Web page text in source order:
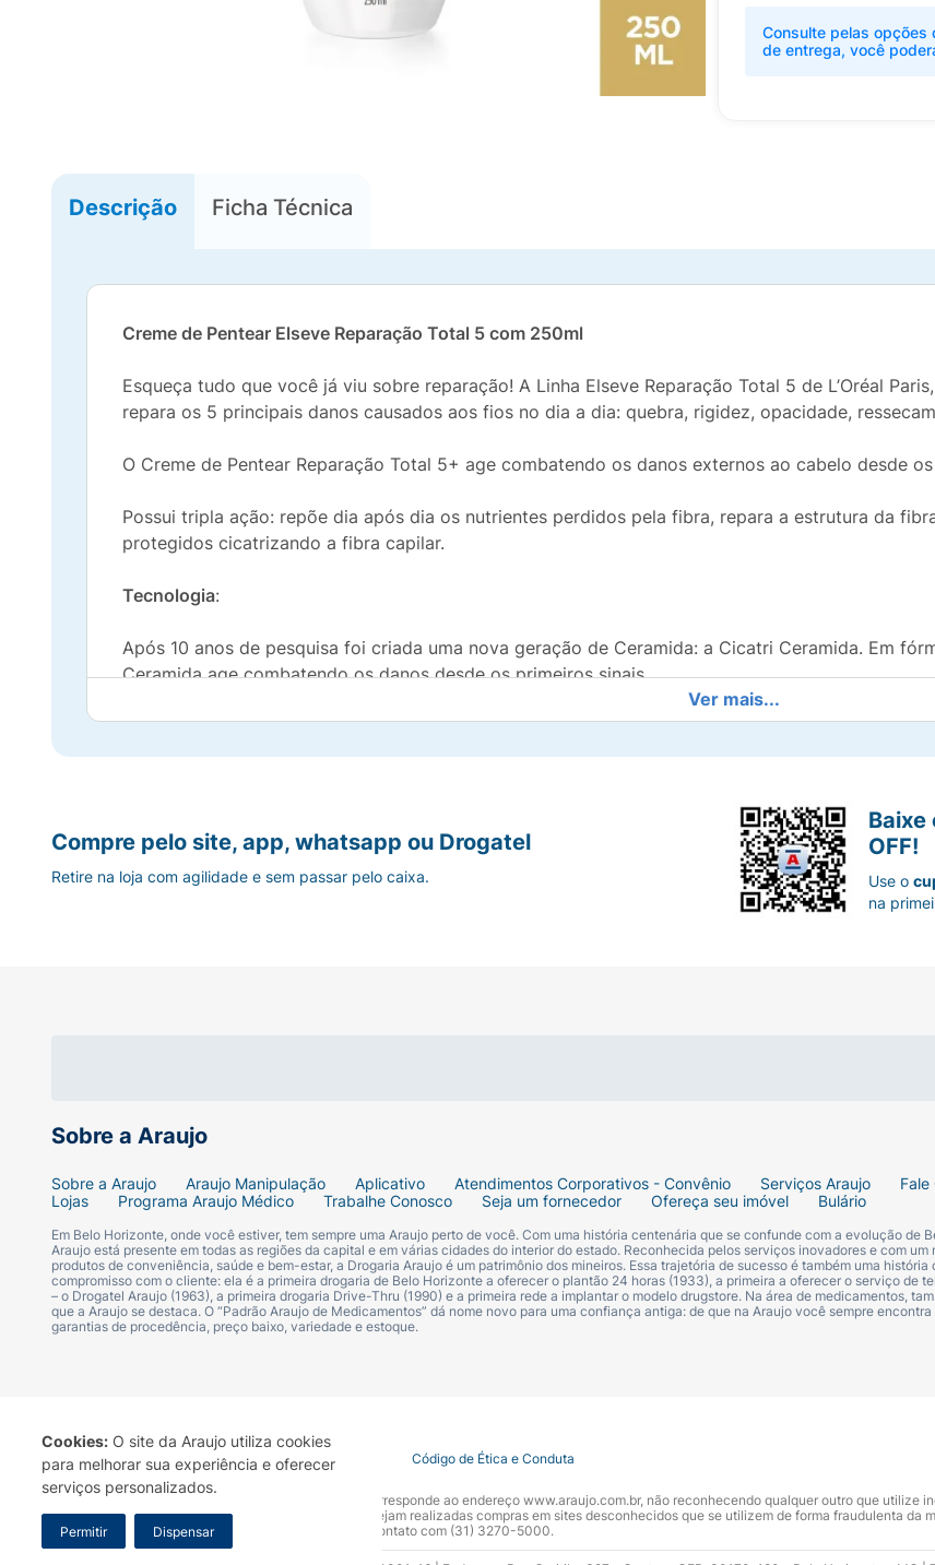
Cookies: O site da Araujo utiliza cookies
para melhorar sua experiência e oferecer
serviços personalizados.
Permitir Dispensar
Consulte pelas opções
de entrega, você
Descrição Ficha Técnica
Creme de Pentear Elseve Reparação Total 5 com 250ml
Esqueça tudo que você já viu sobre reparação! A Linha Elseve Reparação Total 5 de L’Oréal
repara os 5 principais danos causados aos fios no dia a dia: quebra, rigidez, opacidade,
O Creme de Pentear Reparação Total 5+ age combatendo os danos externos ao cabelo desde
Possui tripla ação: repõe dia após dia os nutrientes perdidos pela fibra, repara a estrutura da
protegidos cicatrizando a fibra capilar.
Tecnologia:
Após 10 anos de pesquisa foi criada uma nova geração de Ceramida: a Cicatri Ceramida. Em
Ceramida age combatendo os danos desde os primeiros sinais.
Resultados:
- Progressivamente: combate os 5 sinais de danos para um efeito de Plástica Capilar: quebra,
Benefícios:
- Remove as pontas duplas
- Recupera o cabelo
Modo de Uso:
Aplique sobre os cabelos úmidos ou secos. Não enxágue e penteie como de costume.
Ver mais...
Sobre a Araujo
Sobre a Araujo Araujo Manipulação Aplicativo Atendimentos Corporativos - Convênio Serviços Araujo
Fale
Lojas
Programa Araujo Médico Trabalhe Conosco Seja um fornecedor Ofereça seu imóvel Bulário
Em Belo Horizonte, onde você estiver, tem sempre uma Araujo perto de você. Com uma história centenária que se confunde com a evolução de
Araujo está presente em todas as regiões da capital e em várias cidades do interior do estado. Reconhecida pelos serviços inovadores e com um
produtos de conveniência, saúde e bem-estar, a Drogaria Araujo é um patrimônio dos mineiros. Essa trajetória de sucesso é também uma história
compromisso com o cliente: ela é a primeira drogaria de Belo Horizonte a oferecer o plantão 24 horas (1933), a primeira a oferecer o serviço de
– o Drogatel Araujo (1963), a primeira drogaria Drive-Thru (1990) e a primeira rede a implantar o modelo drugstore. Na área de medicamentos,
que a Araujo se destaca. O “Padrão Araujo de Medicamentos” dá nome novo para uma confiança antiga: de que na Araujo você sempre
garantias de procedência, preço baixo, variedade e estoque.
Compre pelo site, app, whatsapp ou Drogatel
Retire na loja com agilidade e sem passar pelo caixa.
Baixe
OFF!
Use o
na
Termo de Uso Portal da Privacidade Covid-19 Código de Ética e Conduta
A Drogaria Araujo S/A informa que o seu site oficial corresponde ao endereço www.araujo.com.br, não reconhecendo qualquer outro que utilize
marca. Para sua segurança recomendamos que não sejam realizadas compras em sites desconhecidos que se utilizem de forma fraudulenta da
Araujo S.A. Em caso de dúvidas, gentileza entrar em contato com (31) 3270-5000.